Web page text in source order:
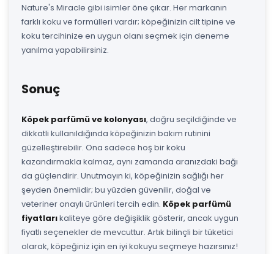
Nature's Miracle gibi isimler öne çıkar. Her markanın
farklı koku ve formülleri vardır; köpeğinizin cilt tipine ve
koku tercihinize en uygun olanı seçmek için deneme
yanılma yapabilirsiniz.
Sonuç
Köpek parfümü ve kolonyası, doğru seçildiğinde ve
dikkatli kullanıldığında köpeğinizin bakım rutinini
güzelleştirebilir. Ona sadece hoş bir koku
kazandırmakla kalmaz, aynı zamanda aranızdaki bağı
da güçlendirir. Unutmayın ki, köpeğinizin sağlığı her
şeyden önemlidir; bu yüzden güvenilir, doğal ve
veteriner onaylı ürünleri tercih edin. Köpek parfümü
fiyatlarıkaliteye göre değişiklik gösterir, ancak uygun
fiyatlı seçenekler de mevcuttur. Artık bilinçli bir tüketici
olarak, köpeğiniz için en iyi kokuyu seçmeye hazırsınız!